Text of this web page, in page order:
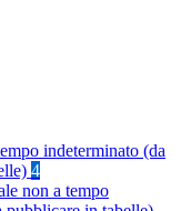
indeterminato (da
4
non a tempo